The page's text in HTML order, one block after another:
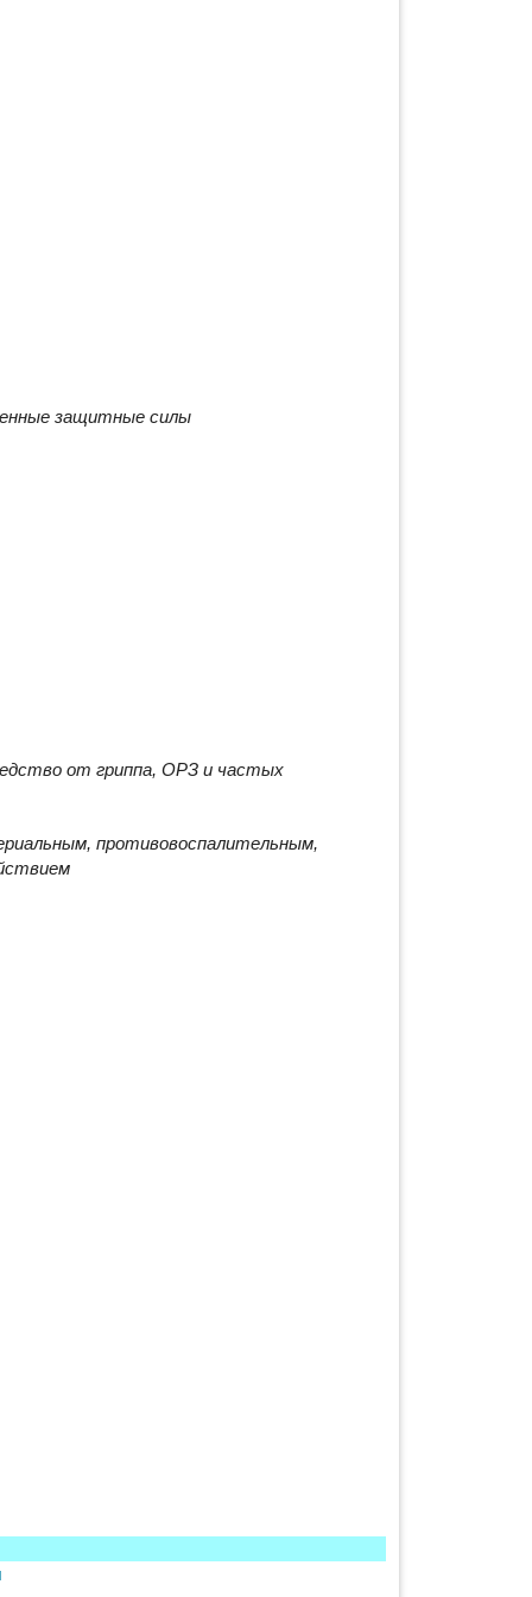
защитные силы
от гриппа, ОРЗ и частых
противовоспалительным,